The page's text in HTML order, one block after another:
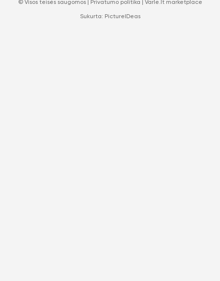
© Visos teisės saugomos | Privatumo politika Varle.lt marketplace
Sukurta: PictureIDeas